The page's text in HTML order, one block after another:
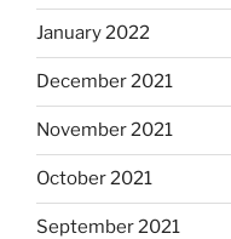
January 2022
December 2021
November 2021
October 2021
September 2021